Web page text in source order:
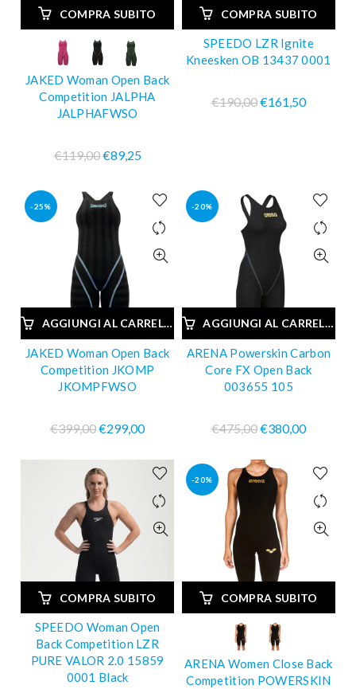
COMPRA SUBITO
JAKED Woman Open Back
Competition JALPHA
JALPHAFWSO
€119,00€89,25
COMPRA SUBITO
SPEEDO LZR Ignite
Kneesken OB 13437 0001
€190,00€161,50
-25%
AGGIUNGI AL CARRELLO
JAKED Woman Open Back
Competition JKOMP
JKOMPFWSO
€399,00€299,00
-20%
AGGIUNGI AL CARRELLO
ARENA Powerskin Carbon
Core FX Open Back
003655 105
€475,00€380,00
COMPRA SUBITO
SPEEDO Woman Open
Back Competition LZR
PURE VALOR 2.0 15859
0001 Black
-20%
COMPRA SUBITO
ARENA Women Close Back
Competition POWERSKIN